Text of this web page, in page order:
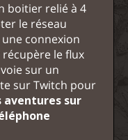
boitier relié à 4
le réseau
connexion
le flux
sur un
sur Twitch pour
aventures sur